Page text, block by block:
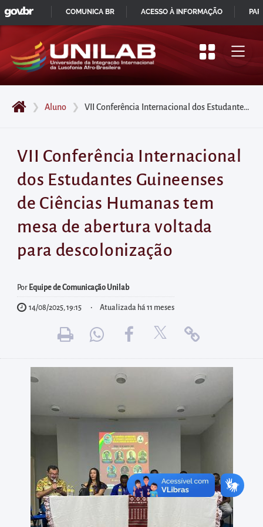
Pular
para
início
do
principal
Acessar
diretamente
o
menu
principal
Acessar
área
para
internas
Acessar
informações
rodapé
❯ Aluno ❯ VII Conferência Internacional dos Estudantes Guineenses de Ciências Humanas tem mesa de abertura voltada para descolonização
VII Conferência Internacional
dos Estudantes Guineenses
de Ciências Humanas tem
mesa de abertura voltada
para descolonização
Por Equipe de Comunicação Unilab
14/08/2025, 19:15 Atualizada há 11 meses
IR
PARA
CONTEÚDO
GOVBR
COMUNICA BR ACESSO À INFORMAÇÃO